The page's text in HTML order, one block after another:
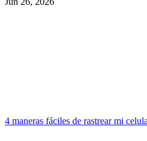
4 maneras fáciles de rastrear mi